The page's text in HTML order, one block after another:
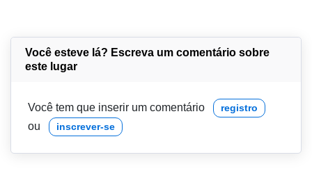
Você esteve lá? Escreva um comentário sobre
este lugar
Você tem que inserir um comentário registro
ou inscrever-se